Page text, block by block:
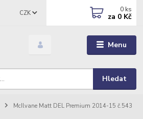
Menu
CZK
Hledat
0 ks
za 0 Kč
McIlvane Matt DEL Premium 2014-15 č.543